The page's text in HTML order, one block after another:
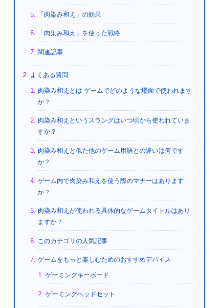
「肉染み和え」の効果
「肉染み和え」を使った戦略
関連記事
よくある質問
肉染み和えとは ゲームでどのような場面で使われます
か？
肉染み和えというスラングはいつ頃から使われていま
すか？
肉染み和えと似た他のゲーム用語との違いは何です
か？
ゲーム内で肉染み和えを使う際のマナーはあります
か？
肉染み和えが使われる具体的なゲームタイトルはあり
ますか？
このカテゴリの人気記事
ゲームをもっと楽しむためのおすすめデバイス
ゲーミングキーボード
ゲーミングヘッドセット